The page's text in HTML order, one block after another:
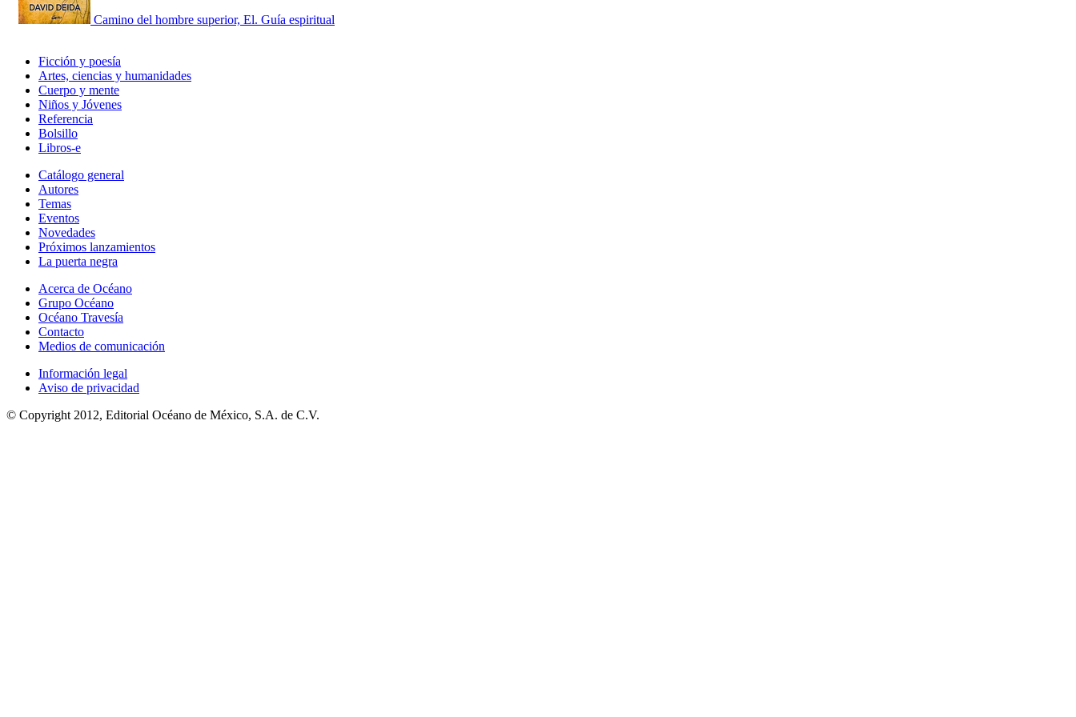
Camino del hombre superior, El. Guía espiritual
Ficción y poesía
Artes, ciencias y humanidades
Cuerpo y mente
Niños y Jóvenes
Referencia
Bolsillo
Libros-e
Catálogo general
Autores
Temas
Eventos
Novedades
Próximos lanzamientos
La puerta negra
Acerca de Océano
Grupo Océano
Océano Travesía
Contacto
Medios de comunicación
Información legal
Aviso de privacidad
© Copyright 2012, Editorial Océano de México, S.A. de C.V.